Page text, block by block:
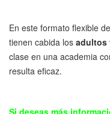
En este formato flexible
tienen cabida los adultos
clase en una academia
resulta eficaz.
Si deseas más